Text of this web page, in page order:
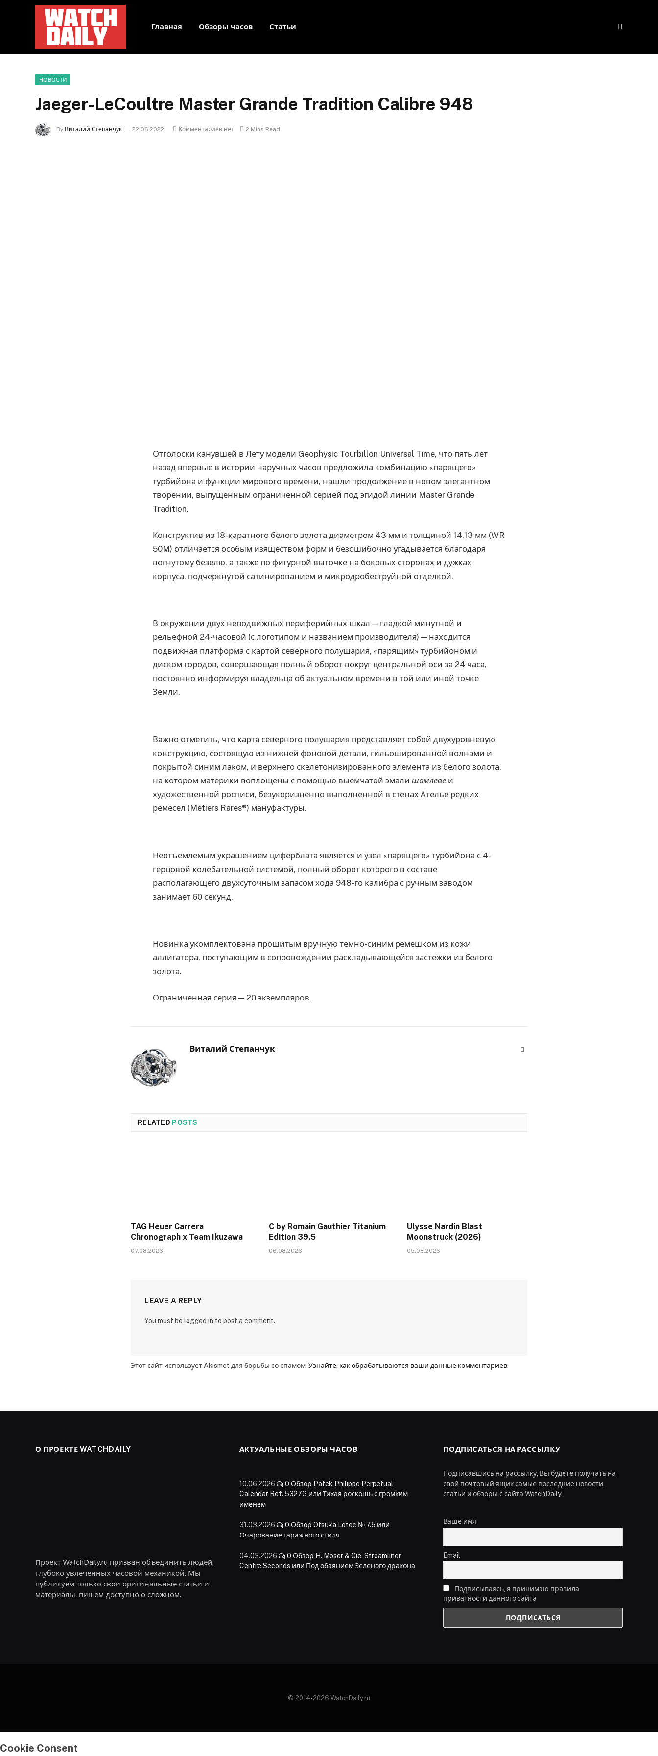
Главная Обзоры часов Статьи
НОВОСТИ
Jaeger-LeCoultre Master Grande Tradition Calibre 948
By Виталий Степанчук 22.06.2022 Комментариев нет 2 Mins Read
Отголоски канувшей в Лету модели Geophysic Tourbillon Universal Time, что пять лет
назад впервые в истории наручных часов предложила комбинацию «парящего»
турбийона и функции мирового времени, нашли продолжение в новом элегантном
творении, выпущенным ограниченной серией под эгидой линии Master Grande
Tradition.
Конструктив из 18-каратного белого золота диаметром 43 мм и толщиной 14.13 мм (WR
50M) отличается особым изяществом форм и безошибочно угадывается благодаря
вогнутому безелю, а также по фигурной выточке на боковых сторонах и дужках
корпуса, подчеркнутой сатинированием и микродробеструйной отделкой.
В окружении двух неподвижных периферийных шкал — гладкой минутной и
рельефной 24-часовой (с логотипом и названием производителя) — находится
подвижная платформа с картой северного полушария, «парящим» турбийоном и
диском городов, совершающая полный оборот вокруг центральной оси за 24 часа,
постоянно информируя владельца об актуальном времени в той или иной точке
Земли.
Важно отметить, что карта северного полушария представляет собой двухуровневую
конструкцию, состоящую из нижней фоновой детали, гильошированной волнами и
покрытой синим лаком, и верхнего скелетонизированного элемента из белого золота,
на котором материки воплощены с помощью выемчатой эмали шамлеве и
художественной росписи, безукоризненно выполненной в стенах Ателье редких
ремесел (Métiers Rares®) мануфактуры.
Неотъемлемым украшением циферблата является и узел «парящего» турбийона с 4-
герцовой колебательной системой, полный оборот которого в составе
располагающего двухсуточным запасом хода 948-го калибра с ручным заводом
занимает 60 секунд.
Новинка укомплектована прошитым вручную темно-синим ремешком из кожи
аллигатора, поступающим в сопровождении раскладывающейся застежки из белого
золота.
Ограниченная серия — 20 экземпляров.
Виталий Степанчук
RELATED POSTS
TAG Heuer Carrera
Chronograph x Team Ikuzawa
07.08.2026
C by Romain Gauthier Titanium
Edition 39.5
06.08.2026
Ulysse Nardin Blast
Moonstruck (2026)
05.08.2026
LEAVE A REPLY
You must be logged in to post a comment.
Этот сайт использует Akismet для борьбы со спамом. Узнайте, как обрабатываются ваши данные комментариев.
О ПРОЕКТЕ WATCHDAILY
Проект WatchDaily.ru призван объединить людей,
глубоко увлеченных часовой механикой. Мы
публикуем только свои оригинальные статьи и
материалы, пишем доступно о сложном.
АКТУАЛЬНЫЕ ОБЗОРЫ ЧАСОВ
10.06.2026 0 Обзор Patek Philippe Perpetual
Calendar Ref. 5327G или Тихая роскошь с громким
именем
31.03.2026 0 Обзор Otsuka Lotec № 7.5 или
Очарование гаражного стиля
04.03.2026 0 Обзор H. Moser & Cie. Streamliner
Centre Seconds или Под обаянием Зеленого дракона
ПОДПИСАТЬСЯ НА РАССЫЛКУ
Подписавшись на рассылку, Вы будете получать на
свой почтовый ящик самые последние новости,
статьи и обзоры с сайта WatchDaily:
Ваше имя
Email
Подписываясь, я принимаю правила
приватности данного сайта
© 2014-2026 WatchDaily.ru